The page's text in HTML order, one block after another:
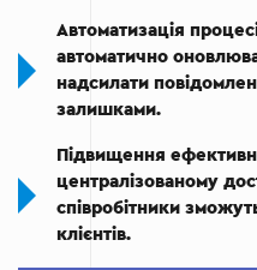
бізнесу.
Автоматизація
автоматично
надсилати
залишками.
Підвищення
централізованому
співробітники
клієнтів.